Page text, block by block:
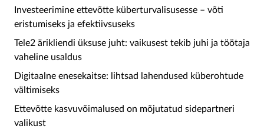
Investeerimine ettevõtte küberturvalisusesse – võti
eristumiseks ja efektiivsuseks
Tele2 ärikliendi üksuse juht: vaikusest tekib juhi ja töötaja
vaheline usaldus
Digitaalne enesekaitse: lihtsad lahendused küberohtude
vältimiseks
Ettevõtte kasvuvõimalused on mõjutatud sidepartneri
valikust